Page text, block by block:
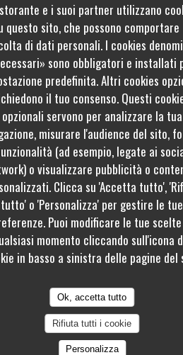
e i suoi partner utilizzano
questo sito, che possono
di dati personali. I cookies
sono obbligatori e installati
predefinita. Altri cookies
il tuo consenso. Questi
opzionali servono per analizzare la tua
misurare l'audience del sito,
(ad esempio, legate ai
o visualizzare pubblicità o
Clicca su 'Accetta tutto',
tutto' o 'Personalizza' per gestire le tue
Puoi modificare le tue
momento cliccando sull'icona
in basso a sinistra delle pagine del
Ok, accetta tutto
Rifiuta tutti i cookie
Personalizza
3
: 5/5 CUCINA: 5/5 QUALITÀ /
2 3